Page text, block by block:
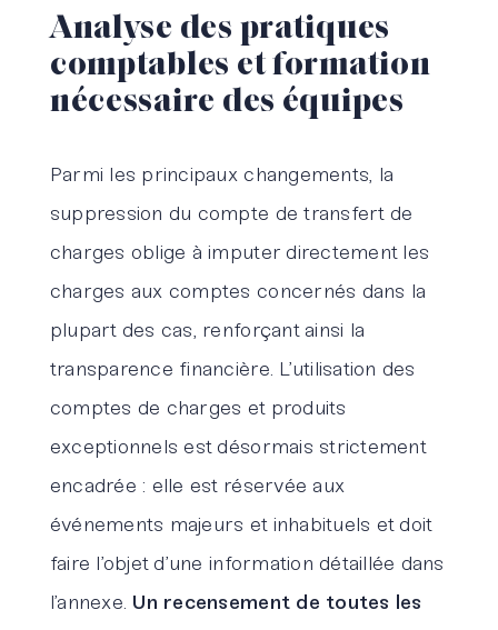
Analyse des pratiques
comptables et formation
nécessaire des équipes
Parmi les principaux changements, la
suppression du compte de transfert de
charges oblige à imputer directement les
charges aux comptes concernés dans la
plupart des cas, renforçant ainsi la
transparence financière. L’utilisation des
comptes de charges et produits
exceptionnels est désormais strictement
encadrée : elle est réservée aux
événements majeurs et inhabituels et doit
faire l’objet d’une information détaillée dans
l’annexe. Un recensement de toutes les